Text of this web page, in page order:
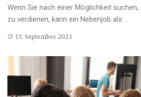
Wenn Sie nach einer Möglichkeit
zu verdienen, kann ein Nebenjob als ...
13. September 2023